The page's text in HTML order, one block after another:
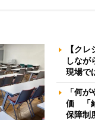
【ク
しな
現場で
「何
価 「
保障制